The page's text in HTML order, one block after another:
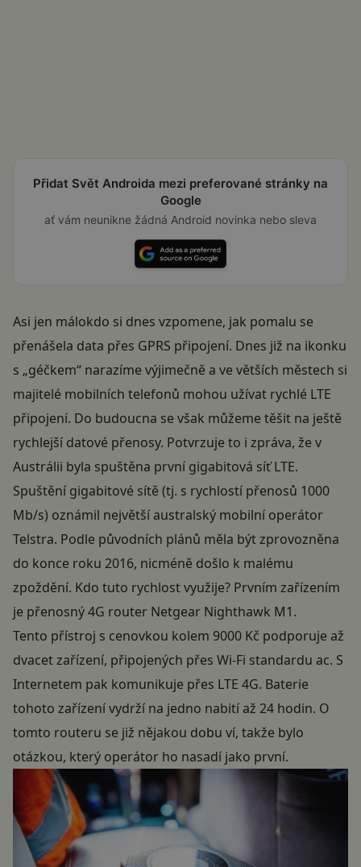
Přidat Svět Androida mezi preferované stránky na
Google
ať vám neunikne žádná Android novinka nebo sleva
Asi jen málokdo si dnes vzpomene, jak pomalu se
přenášela data přes GPRS připojení. Dnes již na ikonku
s „géčkem“ narazíme výjimečně a ve větších městech si
majitelé mobilních telefonů mohou užívat rychlé LTE
připojení. Do budoucna se však můžeme těšit na ještě
rychlejší datové přenosy. Potvrzuje to i zpráva, že v
Austrálii byla spuštěna první gigabitová síť LTE.
Spuštění gigabitové sítě (tj. s rychlostí přenosů 1000
Mb/s) oznámil největší australský mobilní operátor
Telstra. Podle původních plánů měla být zprovozněna
do konce roku 2016, nicméně došlo k malému
zpoždění. Kdo tuto rychlost využije? Prvním zařízením
je přenosný 4G router Netgear Nighthawk M1.
Tento přístroj s cenovkou kolem 9000 Kč podporuje až
dvacet zařízení, připojených přes Wi-Fi standardu ac. S
Internetem pak komunikuje přes LTE 4G. Baterie
tohoto zařízení vydrží na jedno nabití až 24 hodin. O
tomto routeru se již nějakou dobu ví, takže bylo
otázkou, který operátor ho nasadí jako první.